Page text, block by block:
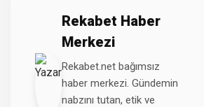
Rekabet Haber
Merkezi
Rekabet.net bağımsız
haber merkezi. Gündemin
nabzını tutan, etik ve